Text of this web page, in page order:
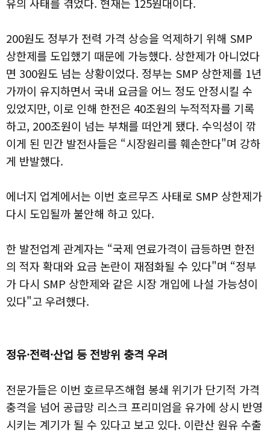
유의 사태를 겪었다. 현재는 125원대이다.
200원도 정부가 전력 가격 상승을 억제하기 위해 SMP
상한제를 도입했기 때문에 가능했다. 상한제가 아니었다
면 300원도 넘는 상황이었다. 정부는 SMP 상한제를 1년
가까이 유지하면서 국내 요금을 어느 정도 안정시킬 수
있었지만, 이로 인해 한전은 40조원의 누적적자를 기록
하고, 200조원이 넘는 부채를 떠안게 됐다. 수익성이 깎
이게 된 민간 발전사들은 “시장원리를 훼손한다"며 강하
게 반발했다.
에너지 업계에서는 이번 호르무즈 사태로 SMP 상한제가
다시 도입될까 불안해 하고 있다.
한 발전업계 관계자는 “국제 연료가격이 급등하면 한전
의 적자 확대와 요금 논란이 재점화될 수 있다"며 “정부
가 다시 SMP 상한제와 같은 시장 개입에 나설 가능성이
있다"고 우려했다.
정유·전력·산업 등 전방위 충격 우려
전문가들은 이번 호르무즈해협 봉쇄 위기가 단기적 가격
충격을 넘어 공급망 리스크 프리미엄을 유가에 상시 반영
시키는 계기가 될 수 있다고 보고 있다. 이란산 원유 수출